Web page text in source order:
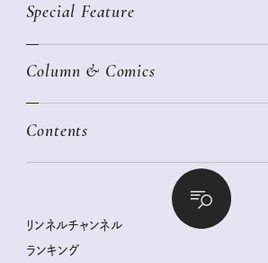
真夏のひんやりグッズ 2026
ニトリ・イケア・無印良品で賢くおしゃれなインテ
絶品、お餅レシピ大集合！
世界のサンタさんに会って来た！
クラフトビール案内
Special Feature
2026年春夏 トレンドファッションニュース
女子旅おすすめスポット 暮らすように心地い
幸せな老後のための リンネルマネー講座
私の住むまち、好きな場所。LOCAL LIFE
リンネル 暮らしの道具大賞
ナチュラルメイクレッスン
Column & Comics
ぐれいさん
清水みさとの食いしんぼう寄り道サウナ
Contents
リンネルおしゃれファッションスナップ
リンネル暮らし部
リンネルチャンネル
リンネルチャンネル
ランキング